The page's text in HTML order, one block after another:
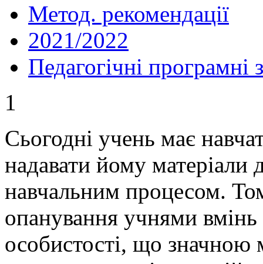
Метод. рекомендації
2021/2022
Педагогічні програмні
1
Сьогодні учень має
надавати йому матеріали
навчальним процесом.
опанування учнями
особистості, що значною